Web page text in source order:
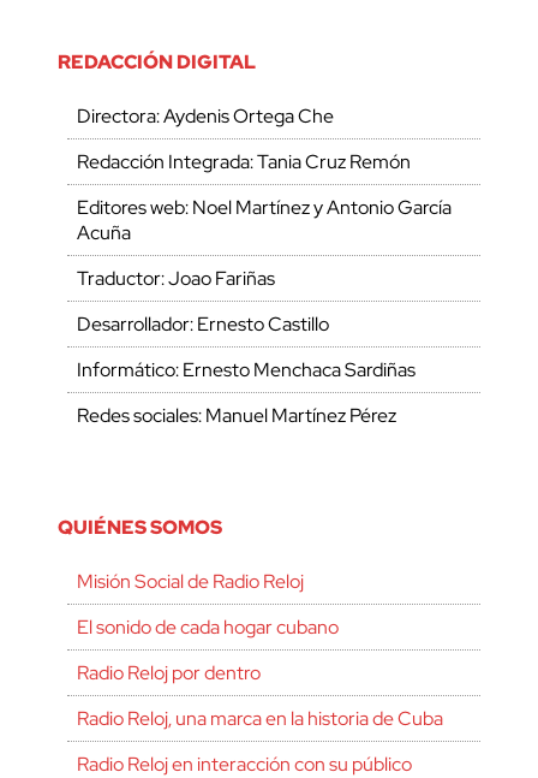
REDACCIÓN DIGITAL
Directora: Aydenis Ortega Che
Redacción Integrada: Tania Cruz Remón
Editores web: Noel Martínez y Antonio García
Acuña
Traductor: Joao Fariñas
Desarrollador: Ernesto Castillo
Informático: Ernesto Menchaca Sardiñas
Redes sociales: Manuel Martínez Pérez
QUIÉNES SOMOS
Misión Social de Radio Reloj
El sonido de cada hogar cubano
Radio Reloj por dentro
Radio Reloj, una marca en la historia de Cuba
Radio Reloj en interacción con su público